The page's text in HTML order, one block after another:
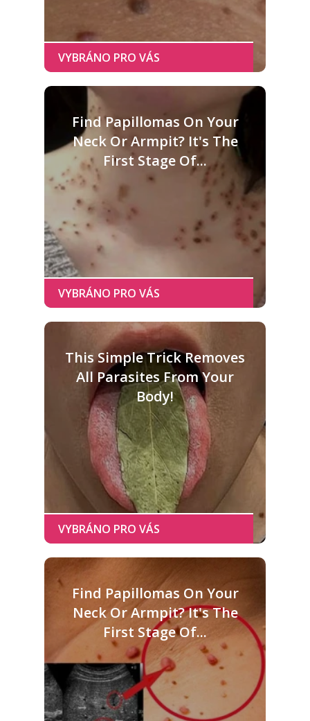
Find Papillomas On Your
Neck Or Armpit? It's The
First Stage Of...
This Simple Trick Removes
All Parasites From Your
Body!
Find Papillomas On Your
Neck Or Armpit? It's The
First Stage Of...